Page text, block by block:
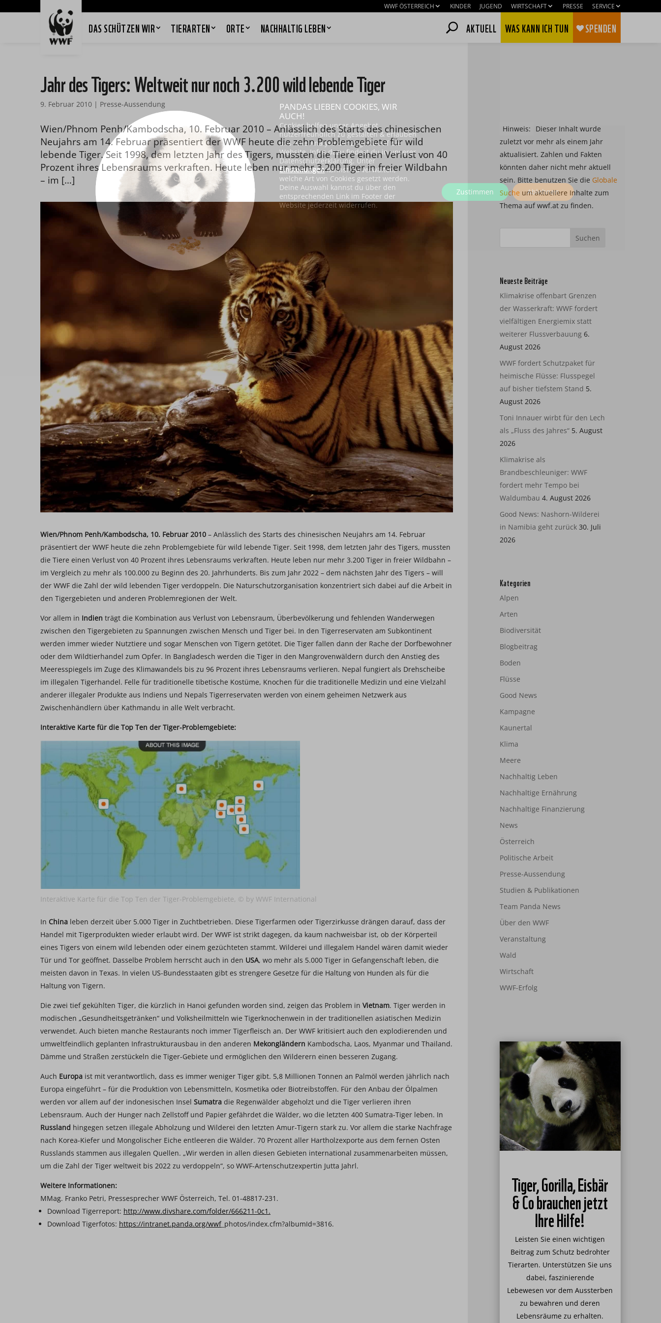
WWF ÖSTERREICH KINDER JUGEND WIRTSCHAFT PRESSE SERVICE
DAS SCHÜTZEN WIR TIERARTEN ORTE NACHHALTIG LEBEN AKTUELL WAS KANN ICH TUN SPENDEN
Jahr des Tigers: Weltweit nur noch 3.200 wild lebende Tiger
9. Februar 2010 | Presse-Aussendung
Wien/Phnom Penh/Kambodscha, 10. Februar 2010 – Anlässlich des Starts des chinesischen
Neujahrs am 14. Februar präsentiert der WWF heute die zehn Problemgebiete für wild
lebende Tiger. Seit 1998, dem letzten Jahr des Tigers, mussten die Tiere einen Verlust von 40
Prozent ihres Lebensraums verkraften. Heute leben nur mehr 3.200 Tiger in freier Wildbahn
– im […]
Wien/Phnom Penh/Kambodscha, 10. Februar 2010 – Anlässlich des Starts des chinesischen Neujahrs am 14. Februar
präsentiert der WWF heute die zehn Problemgebiete für wild lebende Tiger. Seit 1998, dem letzten Jahr des Tigers, mussten
die Tiere einen Verlust von 40 Prozent ihres Lebensraums verkraften. Heute leben nur mehr 3.200 Tiger in freier Wildbahn –
im Vergleich zu mehr als 100.000 zu Beginn des 20. Jahrhunderts. Bis zum Jahr 2022 – dem nächsten Jahr des Tigers – will
der WWF die Zahl der wild lebenden Tiger verdoppeln. Die Naturschutzorganisation konzentriert sich dabei auf die Arbeit in
den Tigergebieten und anderen Problemregionen der Welt.
Vor allem in Indien trägt die Kombination aus Verlust von Lebensraum, Überbevölkerung und fehlenden Wanderwegen
zwischen den Tigergebieten zu Spannungen zwischen Mensch und Tiger bei. In den Tigerreservaten am Subkontinent
werden immer wieder Nutztiere und sogar Menschen von Tigern getötet. Die Tiger fallen dann der Rache der Dorfbewohner
oder dem Wildtierhandel zum Opfer. In Bangladesch werden die Tiger in den Mangrovenwäldern durch den Anstieg des
Meeresspiegels im Zuge des Klimawandels bis zu 96 Prozent ihres Lebensraums verlieren. Nepal fungiert als Drehscheibe
im illegalen Tigerhandel. Felle für traditionelle tibetische Kostüme, Knochen für die traditionelle Medizin und eine Vielzahl
anderer illegaler Produkte aus Indiens und Nepals Tigerreservaten werden von einem geheimen Netzwerk aus
Zwischenhändlern über Kathmandu in alle Welt verbracht.
Interaktive Karte für die Top Ten der Tiger-Problemgebiete:
Interaktive Karte für die Top Ten der Tiger-Problemgebiete, © by WWF International
In China leben derzeit über 5.000 Tiger in Zuchtbetrieben. Diese Tigerfarmen oder Tigerzirkusse drängen darauf, dass der
Handel mit Tigerprodukten wieder erlaubt wird. Der WWF ist strikt dagegen, da kaum nachweisbar ist, ob der Körperteil
eines Tigers von einem wild lebenden oder einem gezüchteten stammt. Wilderei und illegalem Handel wären damit wieder
Tür und Tor geöffnet. Dasselbe Problem herrscht auch in den USA, wo mehr als 5.000 Tiger in Gefangenschaft leben, die
meisten davon in Texas. In vielen US-Bundesstaaten gibt es strengere Gesetze für die Haltung von Hunden als für die
Haltung von Tigern.
Die zwei tief gekühlten Tiger, die kürzlich in Hanoi gefunden worden sind, zeigen das Problem in Vietnam. Tiger werden in
modischen „Gesundheitsgetränken“ und Volksheilmitteln wie Tigerknochenwein in der traditionellen asiatischen Medizin
verwendet. Auch bieten manche Restaurants noch immer Tigerfleisch an. Der WWF kritisiert auch den explodierenden und
umweltfeindlich geplanten Infrastrukturausbau in den anderen Mekongländern Kambodscha, Laos, Myanmar und Thailand.
Dämme und Straßen zerstückeln die Tiger-Gebiete und ermöglichen den Wilderern einen besseren Zugang.
Auch Europa ist mit verantwortlich, dass es immer weniger Tiger gibt. 5,8 Millionen Tonnen an Palmöl werden jährlich nach
Europa eingeführt – für die Produktion von Lebensmitteln, Kosmetika oder Biotreibstoffen. Für den Anbau der Ölpalmen
werden vor allem auf der indonesischen Insel Sumatra die Regenwälder abgeholzt und die Tiger verlieren ihren
Lebensraum. Auch der Hunger nach Zellstoff und Papier gefährdet die Wälder, wo die letzten 400 Sumatra-Tiger leben. In
Russland hingegen setzen illegale Abholzung und Wilderei den letzten Amur-Tigern stark zu. Vor allem die starke Nachfrage
nach Korea-Kiefer und Mongolischer Eiche entleeren die Wälder. 70 Prozent aller Hartholzexporte aus dem fernen Osten
Russlands stammen aus illegalen Quellen. „Wir werden in allen diesen Gebieten international zusammenarbeiten müssen,
um die Zahl der Tiger weltweit bis 2022 zu verdoppeln“, so WWF-Artenschutzexpertin Jutta Jahrl.
Weitere Informationen:
MMag. Franko Petri, Pressesprecher WWF Österreich, Tel. 01-48817-231.
Download Tigerreport: http://www.divshare.com/folder/666211-0c1.
Download Tigerfotos: https://intranet.panda.org/wwf_photos/index.cfm?albumId=3816.
Hinweis:
Dieser Inhalt wurde
zuletzt vor mehr als einem Jahr
aktualisiert. Zahlen und Fakten
könnten daher nicht mehr aktuell
sein. Bitte benutzen Sie die Globale
Suche um aktuellere Inhalte zum
Thema auf wwf.at zu finden.
Neueste Beiträge
Klimakrise offenbart Grenzen
der Wasserkraft: WWF fordert
vielfältigen Energiemix statt
weiterer Flussverbauung 6.
August 2026
WWF fordert Schutzpaket für
heimische Flüsse: Flusspegel
auf bisher tiefstem Stand 5.
August 2026
Toni Innauer wirbt für den Lech
als „Fluss des Jahres“ 5. August
2026
Klimakrise als
Brandbeschleuniger: WWF
fordert mehr Tempo bei
Waldumbau 4. August 2026
Good News: Nashorn-Wilderei
in Namibia geht zurück 30. Juli
2026
Kategorien
Alpen
Arten
Biodiversität
Blogbeitrag
Boden
Flüsse
Good News
Kampagne
Kaunertal
Klima
Meere
Nachhaltig Leben
Nachhaltige Ernährung
Nachhaltige Finanzierung
News
Österreich
Politische Arbeit
Presse-Aussendung
Studien & Publikationen
Team Panda News
Über den WWF
Veranstaltung
Wald
Wirtschaft
WWF-Erfolg
Tiger, Gorilla, Eisbär
& Co brauchen jetzt
Ihre Hilfe!
Leisten Sie einen wichtigen
Beitrag zum Schutz bedrohter
Tierarten. Unterstützen Sie uns
dabei, faszinierende
Lebewesen vor dem Aussterben
zu bewahren und deren
Lebensräume zu erhalten.
PANDAS LIEBEN COOKIES, WIR
AUCH!
Cookies helfen unser Angebot
nutzerfreundlich zu gestalten & erlauben
uns eine Analyse der Zugriffe auf die
Website. Infos dazu findest du in unserer
Datenschutzerklärung. Unter
Einstellungen kannst du verwalten,
welche Art von Cookies gesetzt werden.
Deine Auswahl kannst du über den
entsprechenden Link im Footer der
Website jederzeit widerrufen.
Zustimmen Ablehnen